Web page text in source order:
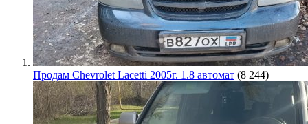
Продам Chevrolet Lacetti 2005г. 1.8 автомат (8 244)